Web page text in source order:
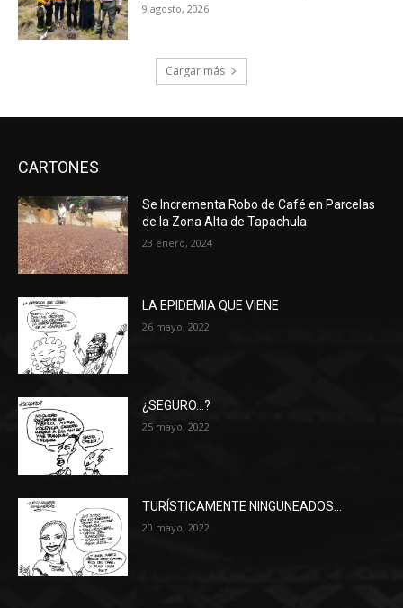
9 agosto, 2026
Cargar más
CARTONES
Se Incrementa Robo de Café en Parcelas
de la Zona Alta de Tapachula
23 enero, 2024
LA EPIDEMIA QUE VIENE
26 mayo, 2022
¿SEGURO…?
25 mayo, 2022
TURÍSTICAMENTE NINGUNEADOS…
20 mayo, 2022